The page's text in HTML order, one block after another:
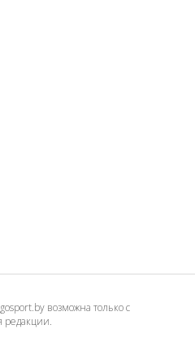
возможна только с
редакции.